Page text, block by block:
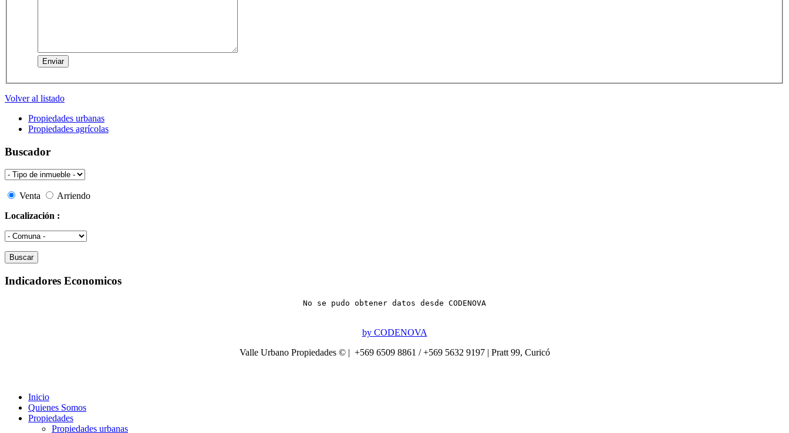
Volver al listado
Propiedades urbanas
Propiedades agrícolas
Buscador
Venta
Arriendo
Localización :
Indicadores Economicos
No se pudo obtener datos desde CODENOVA
by CODENOVA
Valle Urbano Propiedades © | +569 6509 8861 / +569 5632 9197 | Pratt 99, Curicó
Inicio
Quienes Somos
Propiedades
Propiedades urbanas